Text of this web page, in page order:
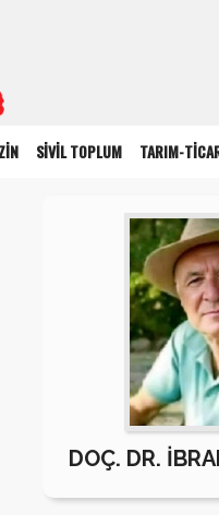
SİVİL TOPLUM TARIM-
DOÇ. DR.